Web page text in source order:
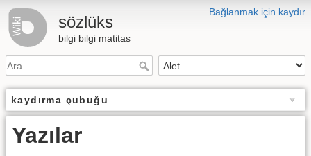
Bağlanmak için kaydır
sözlüks
bilgi bilgi matitas
kaydırma çubuğu
Yazılar